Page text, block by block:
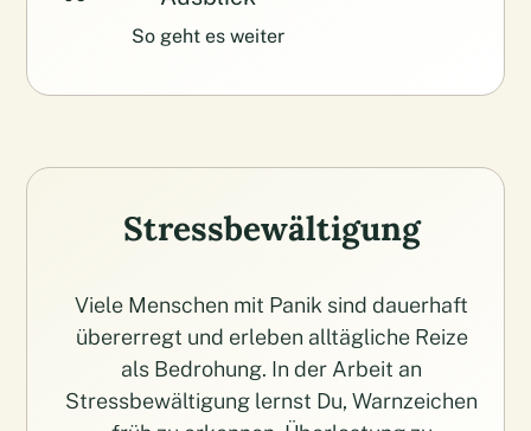
So geht es weiter
Stressbewältigung
Viele Menschen mit Panik sind dauerhaft
übererregt und erleben alltägliche Reize
als Bedrohung. In der Arbeit an
Stressbewältigung lernst Du, Warnzeichen